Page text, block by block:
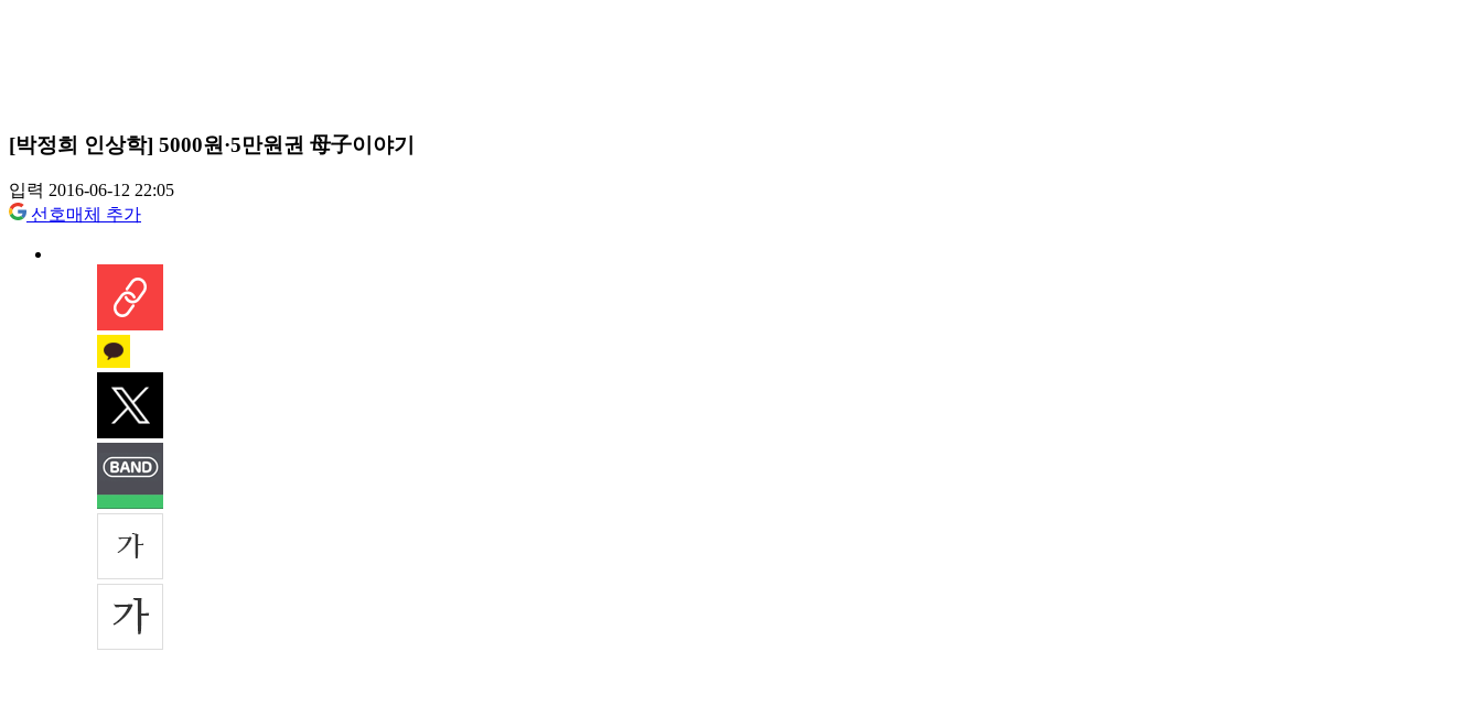
[박정희 인상학] 5000원·5만원권 母子이야기
입력 2016-06-12 22:05
선호매체 추가